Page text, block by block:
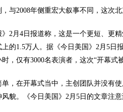
与2008年侧重宏大叙事不同，这次
》2月4日报道称，这是一个更短、更
的1.5万人。据《今日美国》2月5日
，仅有3000名表演者，这次“开幕式
单，在开幕式当中，主创团队并没有
风貌。《今日美国》2月5日的文章注